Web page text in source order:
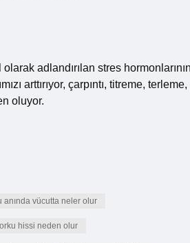
adlandırılan stres
arttırıyor, çarpıntı, titreme, terleme,
oluyor.
anında vücutta neler olur
hissi neden olur